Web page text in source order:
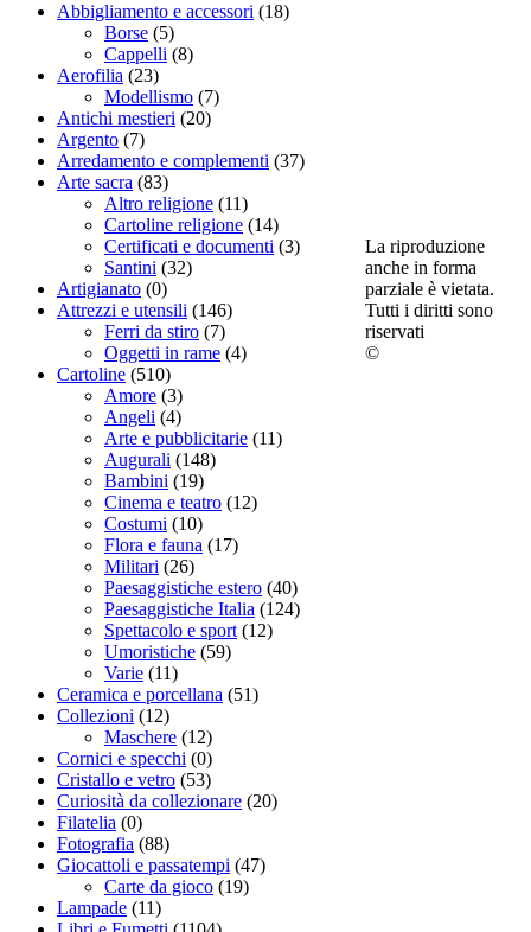
Abbigliamento e accessori (18)
Borse (5)
Cappelli (8)
Aerofilia (23)
Modellismo (7)
Antichi mestieri (20)
Argento (7)
Arredamento e complementi (37)
Arte sacra (83)
Altro religione (11)
Cartoline religione (14)
Certificati e documenti (3)
Santini (32)
Artigianato (0)
Attrezzi e utensili (146)
Ferri da stiro (7)
Oggetti in rame (4)
Cartoline (510)
Amore (3)
Angeli (4)
Arte e pubblicitarie (11)
Augurali (148)
Bambini (19)
Cinema e teatro (12)
Costumi (10)
Flora e fauna (17)
Militari (26)
Paesaggistiche estero (40)
Paesaggistiche Italia (124)
Spettacolo e sport (12)
Umoristiche (59)
Varie (11)
Ceramica e porcellana (51)
Collezioni (12)
Maschere (12)
Cornici e specchi (0)
Cristallo e vetro (53)
Curiosità da collezionare (20)
Filatelia (0)
Fotografia (88)
Giocattoli e passatempi (47)
Carte da gioco (19)
Lampade (11)
La riproduzione
anche in forma
parziale è vietata.
Tutti i diritti sono
riservati
©